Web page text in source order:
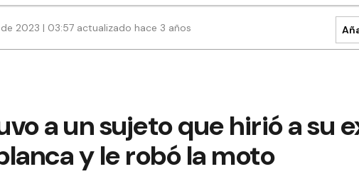
2023 | 03:57 actualizado hace 3 años
a un sujeto que hirió a su
y le robó la moto